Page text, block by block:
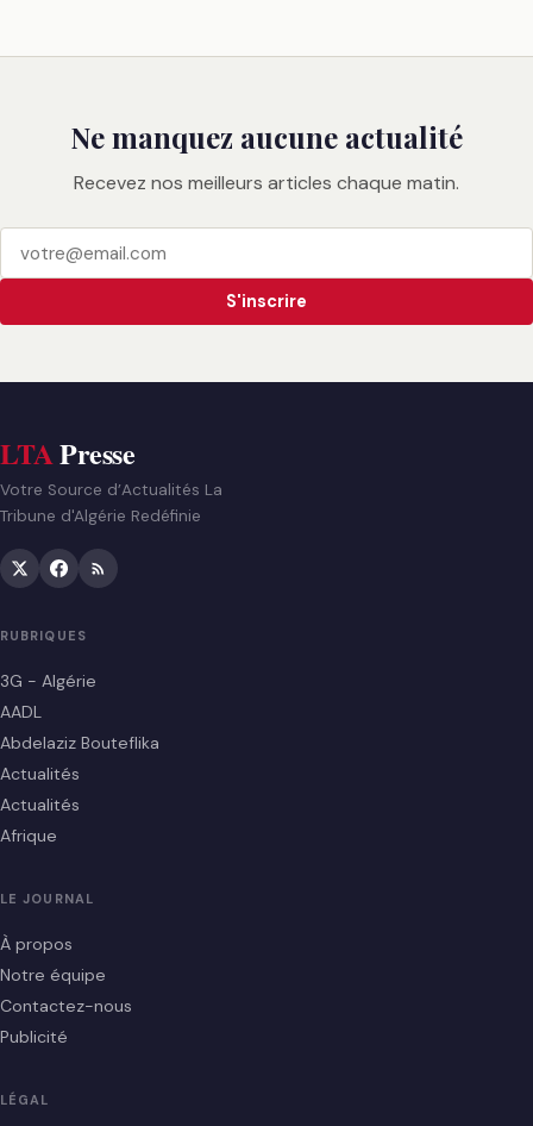
Ne manquez aucune actualité
Recevez nos meilleurs articles chaque matin.
S'inscrire
LTAPresse
Votre Source d’Actualités La
Tribune d'Algérie Redéfinie
RUBRIQUES
3G - Algérie
AADL
Abdelaziz Bouteflika
Actualités
Actualités
Afrique
LE JOURNAL
À propos
Notre équipe
Contactez-nous
Publicité
LÉGAL